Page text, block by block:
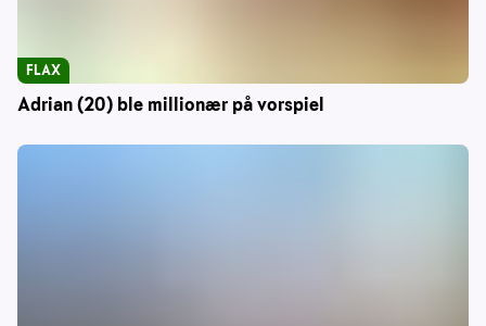
Adrian (20) ble millionær på vorspiel
FLAX